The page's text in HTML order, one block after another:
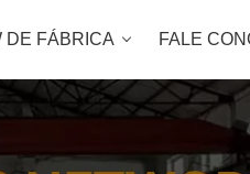
DE FÁBRICA FALE